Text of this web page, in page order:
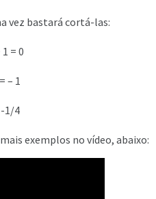
vez bastará cortá-las:
1 = 0
– 1
1/4
exemplos no vídeo, abaixo: